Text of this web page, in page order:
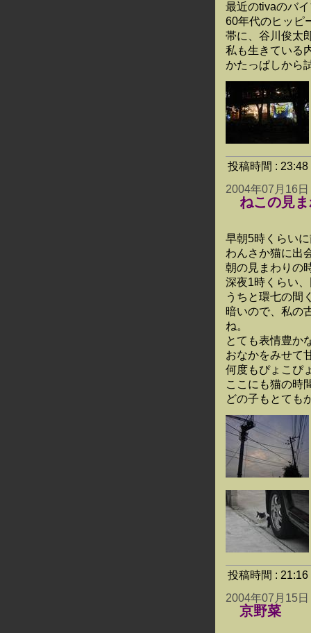
最近のtivaのバ
60年代のヒッピ
帯に、谷川俊太
私も生きている
かたっぱしから
投稿時間 :
2004年07月16日
ねこの見
早朝5時くらい
わんさか猫に出
朝の見まわりの
深夜1時くらい
うちと環七の間
暗いので、私の
ね。
とても表情豊か
おなかをみせて
何度もぴょこぴ
ここにも猫の時
どの子もとても
投稿時間 :
2004年07月15日
京野菜